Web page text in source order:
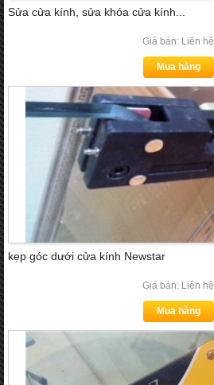
Sửa cửa kính, sửa khóa cửa kính...
Giá bán: Liên hệ
Mua hàng
kẹp góc dưới cửa kính Newstar
Giá bán: Liên hệ
Mua hàng